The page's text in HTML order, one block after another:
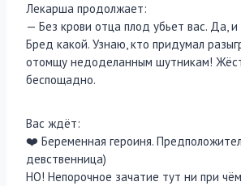
Лекарша продолжает:
— Без крови отца плод убьет вас. Да, и
Бред какой. Узнаю, кто придумал
отомщу недоделанным шутникам!
беспощадно.
Вас ждёт:
❤️ Беременная героиня.
девственница)
НО! Непорочное зачатие тут ни при чём